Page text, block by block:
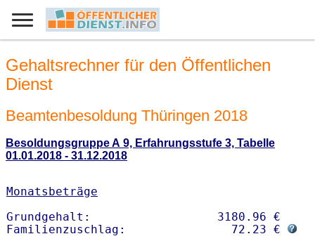
Gehaltsrechner für den Öffentlichen
Dienst
Beamtenbesoldung Thüringen 2018
Besoldungsgruppe A 9, Erfahrungsstufe 3, Tabelle
01.01.2018 - 31.12.2018
Monatsbeträge
Grundgehalt:                  3180.96 €
Familienzuschlag:               72.23 €